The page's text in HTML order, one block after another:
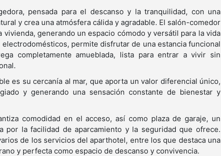
pensada para el descanso y la tranquilidad, con una
y crea una atmósfera cálida y agradable. El salón-comedor
generando un espacio cómodo y versátil para la vida
permite disfrutar de una estancia funcional
completamente amueblada, lista para entrar a vivir sin
es su cercanía al mar, que aporta un valor diferencial único,
y generando una sensación constante de bienestar y
comodidad en el acceso, así como plaza de garaje, un
por la facilidad de aparcamiento y la seguridad que ofrece.
de los servicios del aparthotel, entre los que destaca una
y perfecta como espacio de descanso y convivencia.